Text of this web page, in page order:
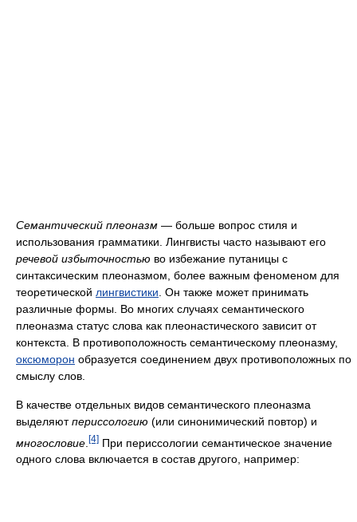
Семантический плеоназм — больше вопрос стиля и
использования грамматики. Лингвисты часто называют его
речевой избыточностью во избежание путаницы с
синтаксическим плеоназмом, более важным феноменом для
теоретической лингвистики . Он также может принимать
различные формы. Во многих случаях семантического
плеоназма статус слова как плеонастического зависит от
контекста. В противоположность семантическому плеоназму,
оксюморон образуется соединением двух противоположных по
смыслу слов.
В качестве отдельных видов семантического плеоназма
выделяютпериссологию (или синонимический повтор) и
многословие [4] При периссологии семантическое значение
одного слова включается в состав другого, например: